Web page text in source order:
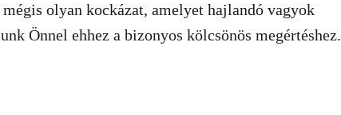
olyan kockázat, amelyet hajlandó vagyok
Önnel ehhez a bizonyos kölcsönös megértéshez.